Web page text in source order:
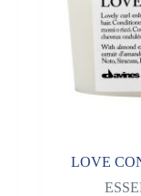
LOVE